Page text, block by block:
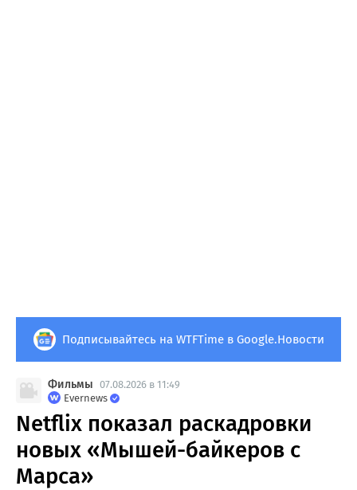
Подписывайтесь на WTFTime в Google.Новости
Фильмы 07.08.2026 в 11:49
Evernews
Netflix показал раскадровки
новых «Мышей-байкеров с
Марса»